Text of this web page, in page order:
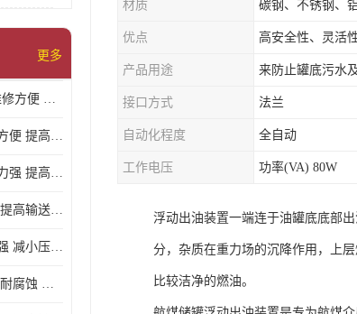
更多
DN80不锈钢鹤管 维修方便 提高输送效率
硫酸装车鹤管 维修方便 提高输送效率
天然气鹤管 承载能力强 提高输送效率
伴热鹤管 旋转灵活 提高输送效率
万向鹤管 承载能力强 减小压力损失
油气鹤管 维修方便 耐腐蚀 耐高温
材质 碳钢、不锈钢、
优点 高安全性、灵活
产品用途
接口方式 法兰
自动化程度 全自动
工作电压 功率(VA) 80W
浮动出油装置一端连于油罐底底部
分，杂质在重力场的沉降作用，上
比较洁净的燃油。